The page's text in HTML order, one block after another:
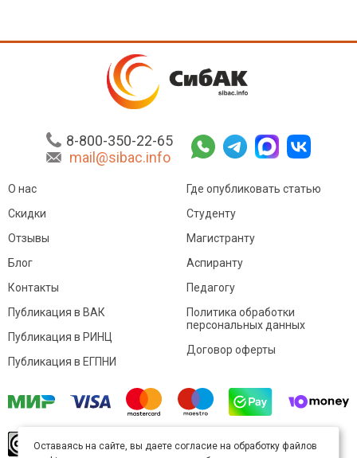
8-800-350-22-65
mail@sibac.info
О нас
Скидки
Отзывы
Блог
Контакты
Где опубликовать статью
Студенту
Магистранту
Аспиранту
Педагогу
Публикация в ВАК
Публикация в РИНЦ
Публикация в ЕГПНИ
Политика обработки
персональных данных
Договор оферты
произведение доступно полицензии Creative
Оставаясь на сайте, вы даете согласие на обработку файлов